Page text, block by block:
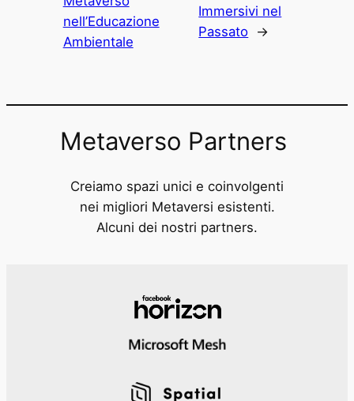
nell’Educazione
Ambientale
Immersivi nel
Passato →
Metaverso Partners
Creiamo spazi unici e coinvolgenti
nei migliori Metaversi esistenti.
Alcuni dei nostri partners.